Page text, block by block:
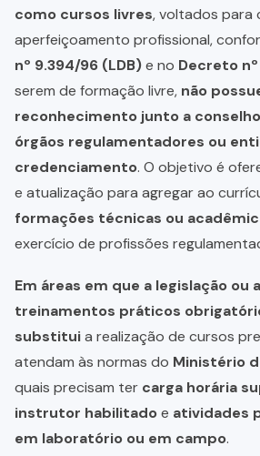
como cursos livres, voltados para
aperfeiçoamento profissional,
nº 9.394/96 (LDB)e no Decreto
serem de formação livre, não
reconhecimento junto a
órgãos regulamentadores ou
credenciamento. O objetivo é
e atualização para agregar ao
formações técnicas ou
exercício de profissões
Em áreas em que a legislação ou
treinamentos práticos
substituia realização de cursos
atendam às normas do Ministério
quais precisam ter carga horária
instrutor habilitadoe atividades
em laboratório ou em campo.